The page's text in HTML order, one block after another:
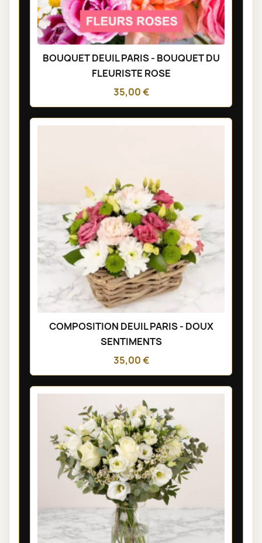
BOUQUET DEUIL PARIS - BOUQUET DU
FLEURISTE ROSE
35,00 €
COMPOSITION DEUIL PARIS - DOUX
SENTIMENTS
35,00 €